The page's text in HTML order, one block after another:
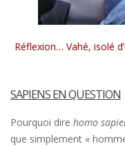
Réflexion… Vahé, isolé
SAPIENS EN QUESTION
Pourquoi dire homo
que simplement «